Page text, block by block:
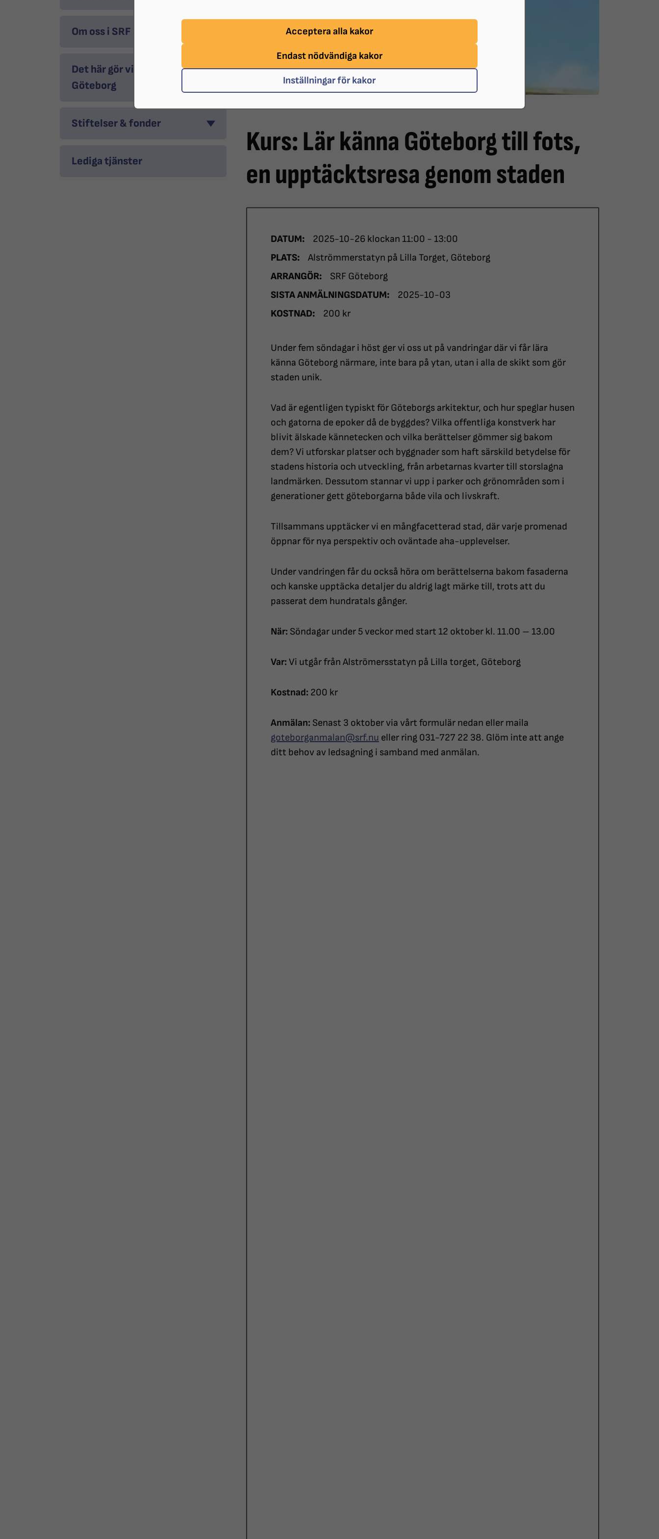
Acceptera alla kakor
Endast nödvändiga kakor
Inställningar för kakor
Om oss i SRF Göteborg
Det här gör vi i SRF
Göteborg
Stiftelser & fonder
Lediga tjänster
Kurs: Lär känna Göteborg till fots,
en upptäcktsresa genom staden
DATUM:
2025-10-26 klockan 11:00 - 13:00
PLATS:
Alströmmerstatyn på Lilla Torget, Göteborg
ARRANGÖR:
SRF Göteborg
SISTA ANMÄLNINGSDATUM:
2025-10-03
KOSTNAD:
200 kr
Under fem söndagar i höst ger vi oss ut på vandringar där vi får lära
känna Göteborg närmare, inte bara på ytan, utan i alla de skikt som gör
staden unik.
Vad är egentligen typiskt för Göteborgs arkitektur, och hur speglar husen
och gatorna de epoker då de byggdes? Vilka offentliga konstverk har
blivit älskade kännetecken och vilka berättelser gömmer sig bakom
dem? Vi utforskar platser och byggnader som haft särskild betydelse för
stadens historia och utveckling, från arbetarnas kvarter till storslagna
landmärken. Dessutom stannar vi upp i parker och grönområden som i
generationer gett göteborgarna både vila och livskraft.
Tillsammans upptäcker vi en mångfacetterad stad, där varje promenad
öppnar för nya perspektiv och oväntade aha-upplevelser.
Under vandringen får du också höra om berättelserna bakom fasaderna
och kanske upptäcka detaljer du aldrig lagt märke till, trots att du
passerat dem hundratals gånger.
När: Söndagar under 5 veckor med start 12 oktober kl. 11.00 – 13.00
Var: Vi utgår från Alströmersstatyn på Lilla torget, Göteborg
Kostnad: 200 kr
Anmälan: Senast 3 oktober via vårt formulär nedan eller maila
goteborganmalan@srf.nu eller ring 031-727 22 38. Glöm inte att ange
ditt behov av ledsagning i samband med anmälan.